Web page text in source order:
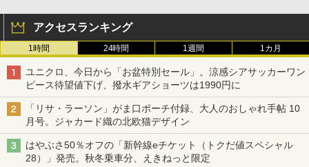
アクセスランキング
1時間 24時間 1週間 1カ月
ユニクロ、今日から「お盆特別セール」。涼感シアサッカーワン
ピース待望値下げ、撥水ギアショーツは1990円に
「リサ・ラーソン」がま口ポーチ付録、大人のおしゃれ手帖 10
月号。ジャカード織の北欧猫デザイン
はやぶさ50％オフの「新幹線eチケット（トクだ値スペシャル
28）」発売。秋冬乗車分、えきねっと限定